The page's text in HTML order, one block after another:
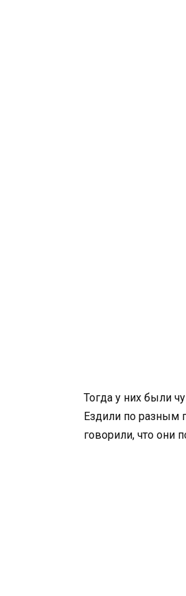
Тогда у них были
Ездили по разным
говорили, что они